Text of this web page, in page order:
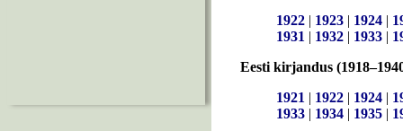
1922 | 1923 | 1924 |
1931 | 1932 | 1933 |
Eesti kirjandus
1921 | 1922 | 1924 |
1933 | 1934 | 1935 |